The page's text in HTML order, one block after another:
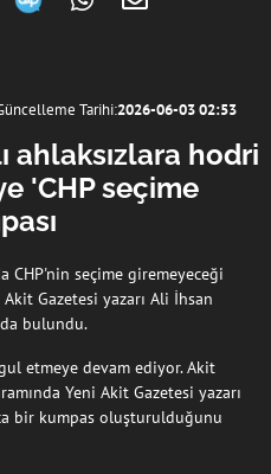
Tarihi:2026-06-03 02:53
ahlaksızlara hodri
'CHP seçime
CHP'nin seçime giremeyeceği
Gazetesi yazarı Ali İhsan
bulundu.
etmeye devam ediyor. Akit
Yeni Akit Gazetesi yazarı
bir kumpas oluşturulduğunu